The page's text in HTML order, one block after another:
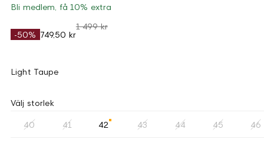
Bli medlem, få 10% extra
-50% 749,50 kr
1 499 kr
Light Taupe
Välj storlek
40 41 42 43 44 45 46